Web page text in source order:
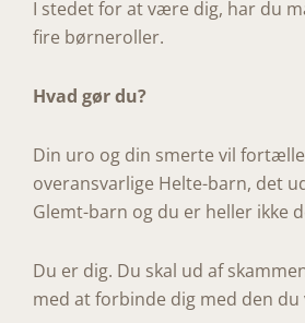
I stedet for at være dig, har du
fire børneroller.
Hvad gør du?
Din uro og din smerte vil
overansvarlige Helte-barn, det
Glemt-barn og du er heller ikke
Du er dig. Du skal ud af
med at forbinde dig med den du